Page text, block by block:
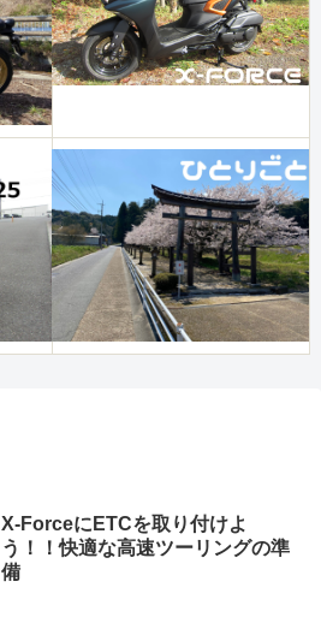
X-ForceにETCを取り付けよ
う！！快適な高速ツーリングの準
備